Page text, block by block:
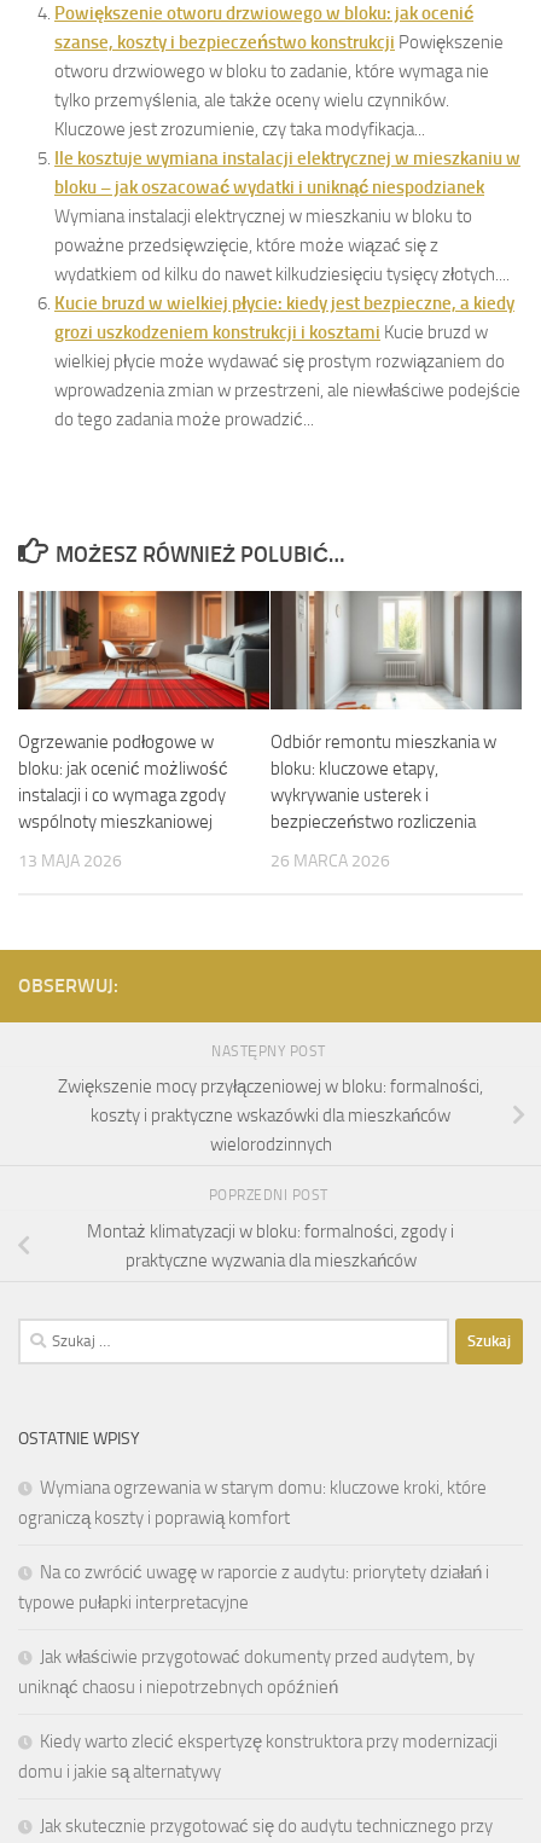
Powiększenie otworu drzwiowego w bloku: jak ocenić
szanse, koszty i bezpieczeństwo konstrukcji Powiększenie
otworu drzwiowego w bloku to zadanie, które wymaga nie
tylko przemyślenia, ale także oceny wielu czynników.
Kluczowe jest zrozumienie, czy taka modyfikacja...
Ile kosztuje wymiana instalacji elektrycznej w mieszkaniu w
bloku – jak oszacować wydatki i uniknąć niespodzianek
Wymiana instalacji elektrycznej w mieszkaniu w bloku to
poważne przedsięwzięcie, które może wiązać się z
wydatkiem od kilku do nawet kilkudziesięciu tysięcy złotych....
Kucie bruzd w wielkiej płycie: kiedy jest bezpieczne, a kiedy
grozi uszkodzeniem konstrukcji i kosztami Kucie bruzd w
wielkiej płycie może wydawać się prostym rozwiązaniem do
wprowadzenia zmian w przestrzeni, ale niewłaściwe podejście
do tego zadania może prowadzić...
MOŻESZ RÓWNIEŻ POLUBIĆ…
Ogrzewanie podłogowe w
bloku: jak ocenić możliwość
instalacji i co wymaga zgody
wspólnoty mieszkaniowej
13 MAJA 2026
Odbiór remontu mieszkania w
bloku: kluczowe etapy,
wykrywanie usterek i
bezpieczeństwo rozliczenia
26 MARCA 2026
OBSERWUJ:
NASTĘPNY POST
Zwiększenie mocy przyłączeniowej w bloku: formalności,
koszty i praktyczne wskazówki dla mieszkańców
wielorodzinnych
POPRZEDNI POST
Montaż klimatyzacji w bloku: formalności, zgody i
praktyczne wyzwania dla mieszkańców
Szukaj:
OSTATNIE WPISY
Wymiana ogrzewania w starym domu: kluczowe kroki, które
ograniczą koszty i poprawią komfort
Na co zwrócić uwagę w raporcie z audytu: priorytety działań i
typowe pułapki interpretacyjne
Jak właściwie przygotować dokumenty przed audytem, by
uniknąć chaosu i niepotrzebnych opóźnień
Kiedy warto zlecić ekspertyzę konstruktora przy modernizacji
domu i jakie są alternatywy
Jak skutecznie przygotować się do audytu technicznego przy